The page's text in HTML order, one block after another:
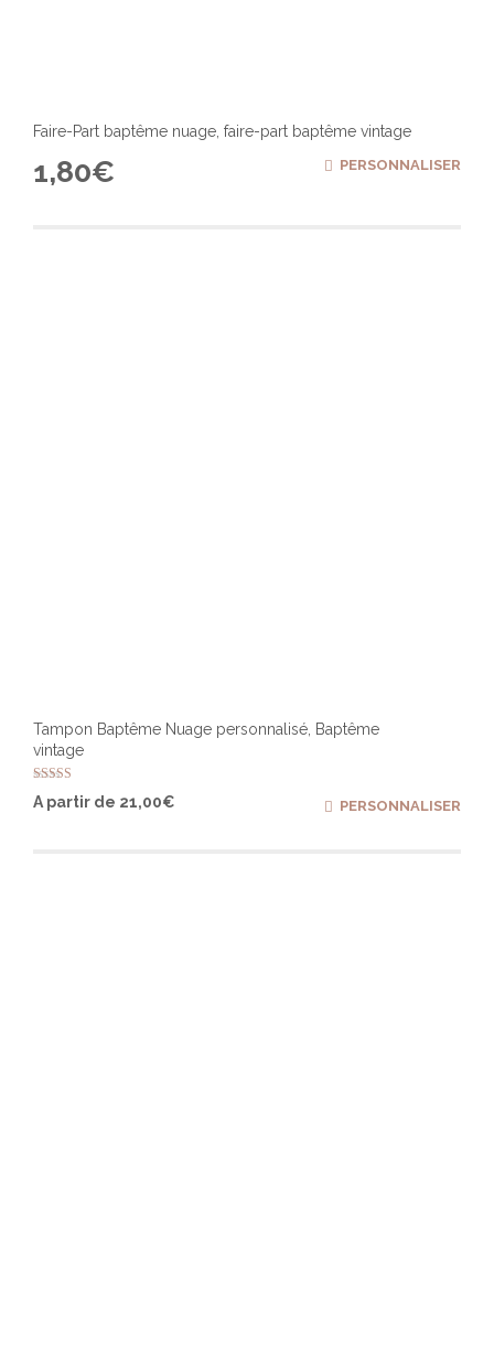
Faire-Part baptême nuage, faire-part baptême vintage
1,80€ PERSONNALISER
Tampon Baptême Nuage personnalisé, Baptême
vintage
Note
5.00
A partir de 21,00€ PERSONNALISER